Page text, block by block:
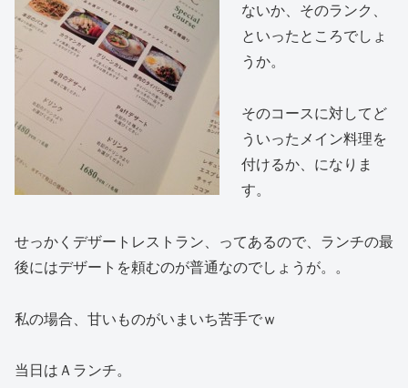
ないか、そのランク、
といったところでしょ
うか。
そのコースに対してど
ういったメイン料理を
付けるか、になりま
す。
せっかくデザートレストラン、ってあるので、ランチの最
後にはデザートを頼むのが普通なのでしょうが。。
私の場合、甘いものがいまいち苦手でｗ
当日はＡランチ。